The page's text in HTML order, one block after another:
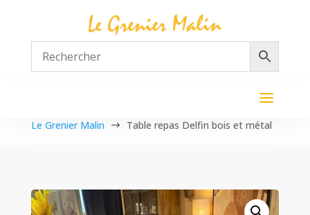
Le Grenier Malin $ Table repas Delfin bois et métal